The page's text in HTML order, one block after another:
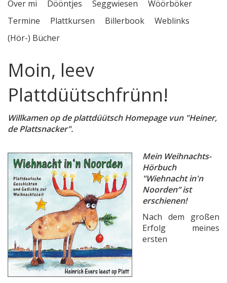
Över mi Dööntjes Seggwiesen
Wöörböker
Termine
Plattkursen Billerbook
Weblinks
(Hör-) Bücher
Moin, leev
Plattdüütschfrünn!
Willkamen op de plattdüütsch Homepage vun "Heiner,
de Plattsnacker".
Mein Weihnachts-
Hörbuch
"Wiehnacht in'n
Noorden“ ist
erschienen!
Nach dem großen
Erfolg meines
ersten